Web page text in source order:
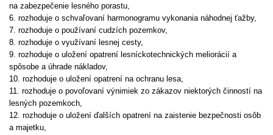
na zabezpečenie lesného porastu,
6. rozhoduje o schvaľovaní harmonogramu vykonania náhodnej ťažby,
7. rozhoduje o používaní cudzích pozemkov,
8. rozhoduje o využívaní lesnej cesty,
9. rozhoduje o uložení opatrení lesníckotechnických meliorácií a
spôsobe a úhrade nákladov,
10. rozhoduje o uložení opatrení na ochranu lesa,
11. rozhoduje o povoľovaní výnimiek zo zákazov niektorých činností na
lesných pozemkoch,
12. rozhoduje o uložení ďalších opatrení na zaistenie bezpečnosti osôb
a majetku,